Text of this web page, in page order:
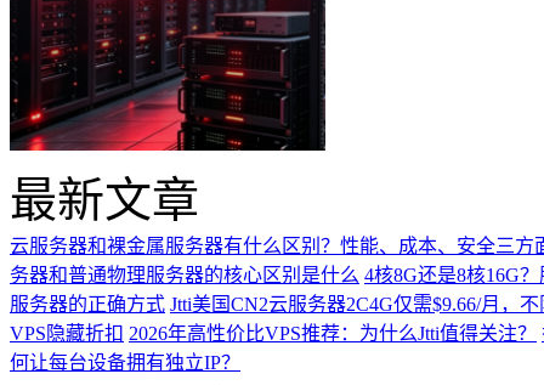
最新文章
云服务器和裸金属服务器有什么区别？性能、成本、安全三方
务器和普通物理服务器的核心区别是什么 4核8G还是8核16G
服务器的正确方式 Jtti美国CN2云服务器2C4G仅需$9.66/月，
VPS隐藏折扣 2026年高性价比VPS推荐：为什么Jtti值得关注？
何让每台设备拥有独立IP？